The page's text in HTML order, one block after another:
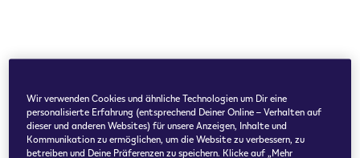
Wir verwenden Cookies und ähnliche Technologien um Dir eine
personalisierte Erfahrung (entsprechend Deiner Online – Verhalten auf
dieser und anderen Websites) für unsere Anzeigen, Inhalte und
Kommunikation zu ermöglichen, um die Website zu verbessern, zu
betreiben und Deine Präferenzen zu speichern. Klicke auf „Mehr